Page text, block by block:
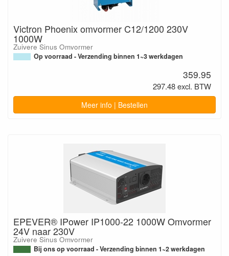
Victron Phoenix omvormer C12/1200 230V
1000W
Zuivere Sinus Omvormer
Op voorraad - Verzending binnen 1~3 werkdagen
359.95
297.48 excl. BTW
Meer info | Bestellen
EPEVER® IPower IP1000-22 1000W Omvormer
24V naar 230V
Zuivere Sinus Omvormer
Bij ons op voorraad - Verzending binnen 1~2 werkdagen